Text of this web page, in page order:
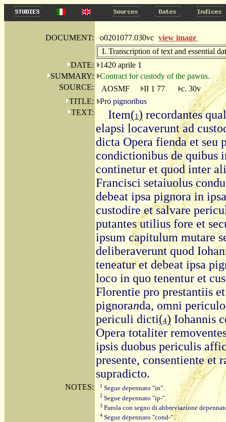
DOCUMENT: o0201077.030vc view image
I. Transcription of text and essential
DATE:
1420 aprile 1
SUMMARY:
Contract for custody of the pawns.
SOURCE:
AOSMF II 1 77
c. 30v
TITLE:
Pro pignoribus
TEXT:
Item(1) recordantes
elapsi locaverunt ad
dicta Opera fienda et seu
condictionibus de quibus
continetur et quod inter
Francisci setaiuolus
debeat ipsa pignora in
custodire et salvare
putantes utilius fore et
ipsum capitulum mutare
deliberaverunt quod
teneatur et debeat ipsa
loco in quo tenentur et
Florentie pro prestantiis
pignoranda, omni
periculi dicti(4) Iohannis
Opera totaliter
ipsis duobus periculis
presente, consentiente et
supradicto.
NOTES: 1 Segue depennato "in".
2 Segue depennato "ip-".
3 Parola con segno di abbreviazione
4 Segue depennato "cond-".